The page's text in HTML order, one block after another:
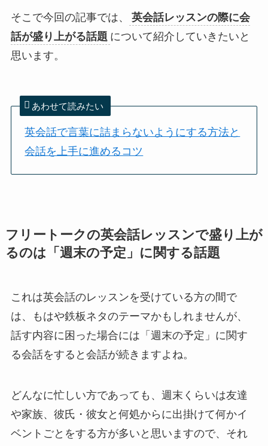
そこで今回の記事では、
英会話レッスンの際に会
話が盛り上がる話題 について紹介していきたいと
思います。
あわせて読みたい
英会話で言葉に詰まらないようにする方法と
会話を上手に進めるコツ
フリートークの英会話レッスンで盛り上が
るのは「週末の予定」に関する話題
これは英会話のレッスンを受けている方の間で
は、もはや鉄板ネタのテーマかもしれませんが、
話す内容に困った場合には「 週末の予定 」に関す
る会話をすると会話が続きますよね。
どんなに忙しい方であっても、週末くらいは友達
や家族、彼氏・彼女と何処からに出掛けて何かイ
ベントごとをする方が多いと思いますので、それ